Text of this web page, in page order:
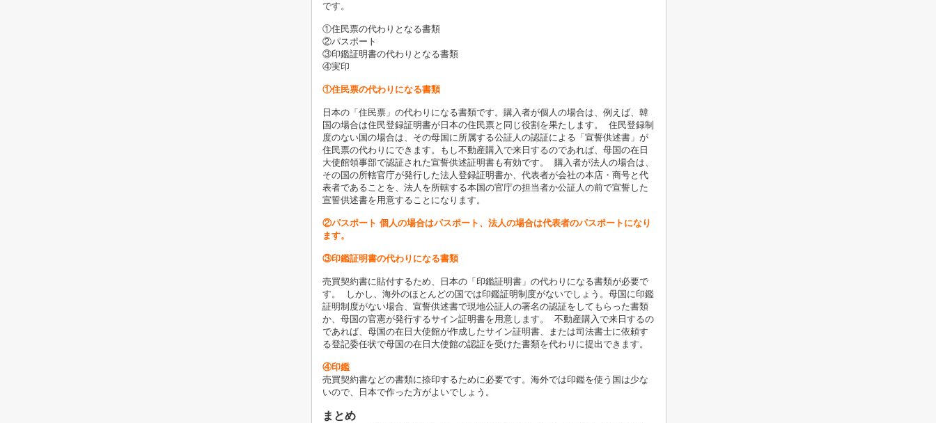
です。
①住民票の代わりとなる書類
②パスポート
③印鑑証明書の代わりとなる書類
④実印
①住民票の代わりになる書類
日本の「住民票」の代わりになる書類です。購入者が個人の場合は、例えば、韓
国の場合は住民登録証明書が日本の住民票と同じ役割を果たします。 住民登録制
度のない国の場合は、その母国に所属する公証人の認証による「宣誓供述書」が
住民票の代わりにできます。もし不動産購入で来日するのであれば、母国の在日
大使館領事部で認証された宣誓供述証明書も有効です。 購入者が法人の場合は、
その国の所轄官庁が発行した法人登録証明書か、代表者が会社の本店・商号と代
表者であることを、法人を所轄する本国の官庁の担当者か公証人の前で宣誓した
宣誓供述書を用意することになります。
②パスポート 個人の場合はパスポート、法人の場合は代表者のパスポートになり
ます。
③印鑑証明書の代わりになる書類
売買契約書に貼付するため、日本の「印鑑証明書」の代わりになる書類が必要で
す。 しかし、海外のほとんどの国では印鑑証明制度がないでしょう。母国に印鑑
証明制度がない場合、宣誓供述書で現地公証人の署名の認証をしてもらった書類
か、母国の官憲が発行するサイン証明書を用意します。 不動産購入で来日するの
であれば、母国の在日大使館が作成したサイン証明書、または司法書士に依頼す
る登記委任状で母国の在日大使館の認証を受けた書類を代わりに提出できます。
④印鑑
売買契約書などの書類に捺印するために必要です。海外では印鑑を使う国は少な
いので、日本で作った方がよいでしょう。
まとめ